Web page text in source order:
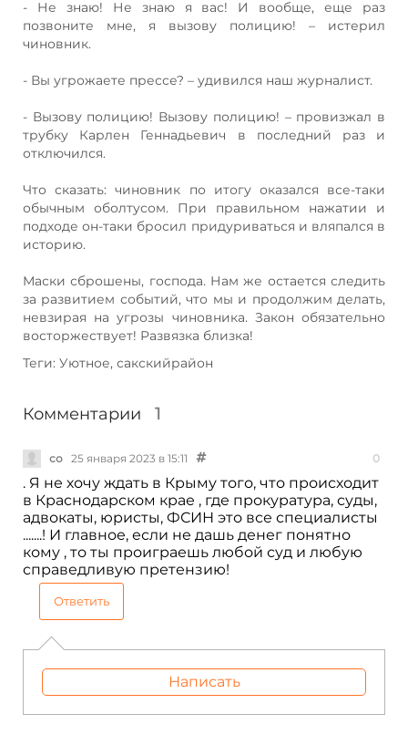
- Не знаю! Не знаю я вас! И вообще, еще раз
позвоните мне, я вызову полицию! – истерил
чиновник.
- Вы угрожаете прессе? – удивился наш журналист.
- Вызову полицию! Вызову полицию! – провизжал в
трубку Карлен Геннадьевич в последний раз и
отключился.
Что сказать: чиновник по итогу оказался все-таки
обычным оболтусом. При правильном нажатии и
подходе он-таки бросил придуриваться и вляпался в
историю.
Маски сброшены, господа. Нам же остается следить
за развитием событий, что мы и продолжим делать,
невзирая на угрозы чиновника. Закон обязательно
восторжествует! Развязка близка!
Теги: Уютное, сакскийрайон
Комментарии 1
со 25 января 2023 в 15:11 0
. Я не хочу ждать в Крыму того, что происходит
в Краснодарском крае , где прокуратура, суды,
адвокаты, юристы, ФСИН это все специалисты
.......! И главное, если не дашь денег понятно
кому , то ты проиграешь любой суд и любую
справедливую претензию!
Ответить
Написать